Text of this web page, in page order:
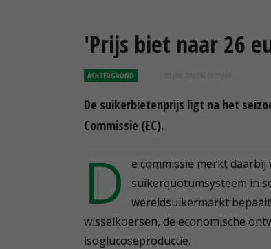
'Prijs biet naar 26
ACHTERGROND 02 MAA 2016 OM 13:39
De suikerbietenprijs ligt na het
Commissie (EC).
D
e commissie merkt
suikerquotumsysteem in
wereldsuikermarkt
wisselkoersen, de economische
isoglucoseproductie.